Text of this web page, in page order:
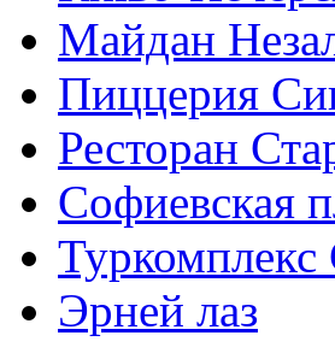
Майдан
Пиццерия
Ресторан
Софиевская
Туркомплекс
Эрней лаз